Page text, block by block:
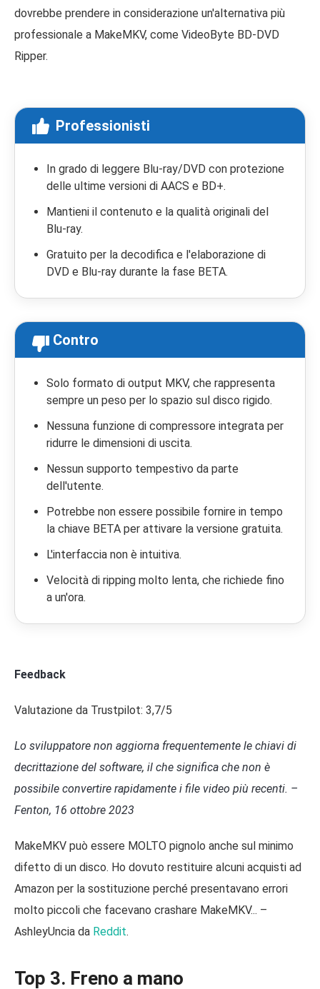
dovrebbe prendere in considerazione un'alternativa più
professionale a MakeMKV, come VideoByte BD-DVD
Ripper.
Professionisti
In grado di leggere Blu-ray/DVD con protezione
delle ultime versioni di AACS e BD+.
Mantieni il contenuto e la qualità originali del
Blu-ray.
Gratuito per la decodifica e l'elaborazione di
DVD e Blu-ray durante la fase BETA.
Contro
Solo formato di output MKV, che rappresenta
sempre un peso per lo spazio sul disco rigido.
Nessuna funzione di compressore integrata per
ridurre le dimensioni di uscita.
Nessun supporto tempestivo da parte
dell'utente.
Potrebbe non essere possibile fornire in tempo
la chiave BETA per attivare la versione gratuita.
L'interfaccia non è intuitiva.
Velocità di ripping molto lenta, che richiede fino
a un'ora.
Feedback
Valutazione da Trustpilot: 3,7/5
Lo sviluppatore non aggiorna frequentemente le chiavi di
decrittazione del software, il che significa che non è
possibile convertire rapidamente i file video più recenti. –
Fenton, 16 ottobre 2023
MakeMKV può essere MOLTO pignolo anche sul minimo
difetto di un disco. Ho dovuto restituire alcuni acquisti ad
Amazon per la sostituzione perché presentavano errori
molto piccoli che facevano crashare MakeMKV... –
AshleyUncia da Reddit.
Top 3. Freno a mano